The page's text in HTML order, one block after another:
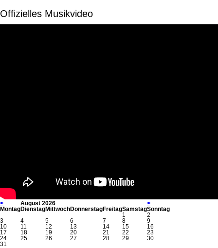
Offizielles Musikvideo
< August 2026
>
MontagDienstagMittwochDonnerstagFreitagSamstagSonntag
1
2
3
4 5 6 7 8
9
10
11 12 13 14 15
16
17
18 19 20 21 22
23
24
25 26 27 28 29
30
31